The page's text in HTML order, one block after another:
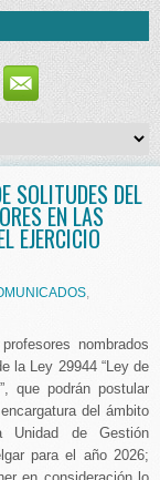
SOLITUDES DEL
EN LAS
EJERCICIO
,
nombrados
la Ley 29944 “Ley de
que podrán postular
del ámbito
de Gestión
para el año 2026;